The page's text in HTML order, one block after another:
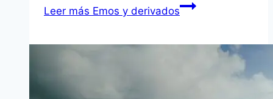
Leer más Emos y derivados